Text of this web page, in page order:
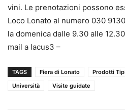
vini. Le prenotazioni possono
Loco Lonato al numero 030
la domenica dalle 9.30 alle
mail a lacus3 –
TAGS Fiera di Lonato Prodotti
Università
Visite guidate